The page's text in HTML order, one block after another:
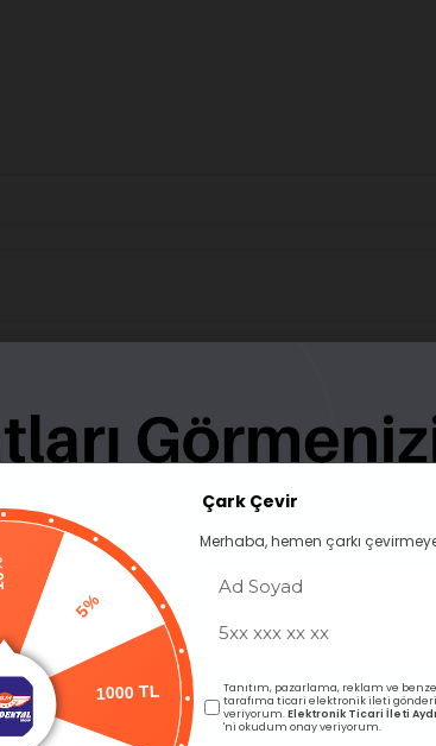
5%
1000 TL
Çark Çevir
Merhaba, hemen çarkı
Tanıtım, pazarlama, reklam ve
tarafıma ticari elektronik ileti
veriyorum.Elektronik Ticari İleti
'ni okudum onay veriyorum.